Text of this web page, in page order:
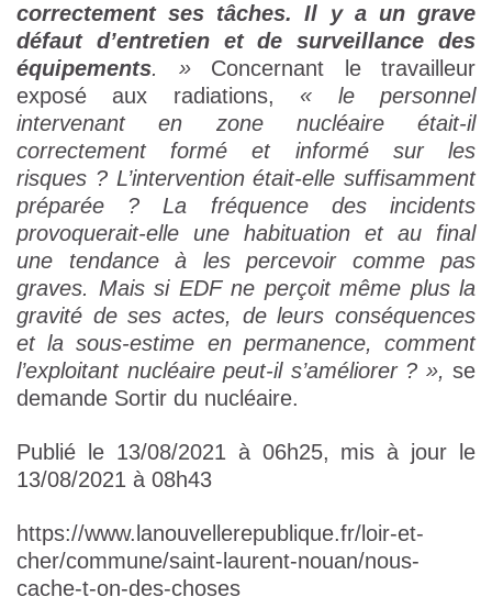
correctement ses tâches.
Il y a un grave
défaut d’entretien et de surveillance des
équipements. »Concernant le travailleur
exposé aux radiations, « le personnel
intervenant en zone nucléaire était-il
correctement formé et informé sur les
risques ? L’intervention était-elle suffisamment
préparée ? La fréquence des incidents
provoquerait-elle une habituation et au final
une tendance à les percevoir comme pas
graves. Mais si EDF ne perçoit même plus la
gravité de ses actes, de leurs conséquences
et la sous-estime en permanence, comment
l’exploitant nucléaire peut-il s’améliorer ? », se
demande Sortir du nucléaire.
Publié le 13/08/2021 à 06h25, mis à jour le
13/08/2021 à 08h43
https://www.lanouvellerepublique.fr/loir-et-
cher/commune/saint-laurent-nouan/nous-
cache-t-on-des-choses